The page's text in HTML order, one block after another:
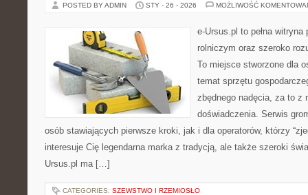
POSTED BY ADMIN STY - 26 - 2026 MOŻLIWOŚĆ
e-Ursus.pl to pełna
rolniczym oraz szeroko
To miejsce stworzone dla
temat sprzętu
zbędnego nadęcia, za to z
doświadczenia. Serwis
osób stawiających pierwsze kroki, jak i dla operatorów, którzy
interesuje Cię legendarna marka z tradycją, ale także szeroki
Ursus.pl ma […]
CATEGORIES: SZEWSTWO I RZEMIOSŁO